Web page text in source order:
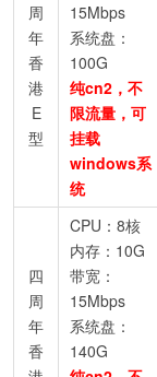
周
年
香
港
E
型
15Mbps
系统盘：
100G
纯cn2，不
限流量，可
挂载
windows系
统
四
周
年
香
CPU：8核
内存：10G
带宽：
15Mbps
系统盘：
140G